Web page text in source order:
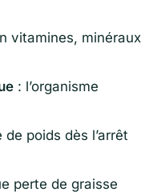
vitamines, minéraux
: l’organisme
de poids dès l’arrêt
perte de graisse